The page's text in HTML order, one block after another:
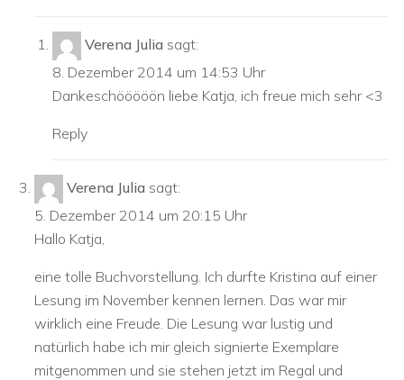
Verena Julia sagt:
8. Dezember 2014 um 14:53 Uhr
Dankeschööööön liebe Katja, ich freue mich sehr <3
Reply
Verena Julia sagt:
5. Dezember 2014 um 20:15 Uhr
Hallo Katja,
eine tolle Buchvorstellung. Ich durfte Kristina auf einer
Lesung im November kennen lernen. Das war mir
wirklich eine Freude. Die Lesung war lustig und
natürlich habe ich mir gleich signierte Exemplare
mitgenommen und sie stehen jetzt im Regal und